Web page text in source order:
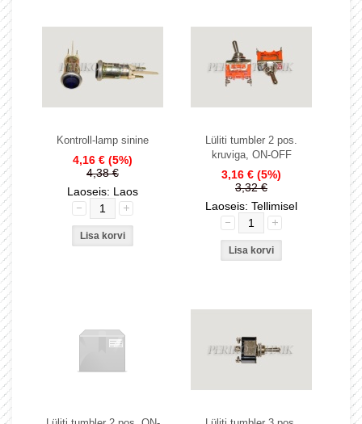
Kontroll-lamp sinine
4,16 € (5%)
4,38 €
Laoseis: Laos
Lüliti tumbler 2 pos.
kruviga, ON-OFF
3,16 € (5%)
3,32 €
Laoseis: Tellimisel